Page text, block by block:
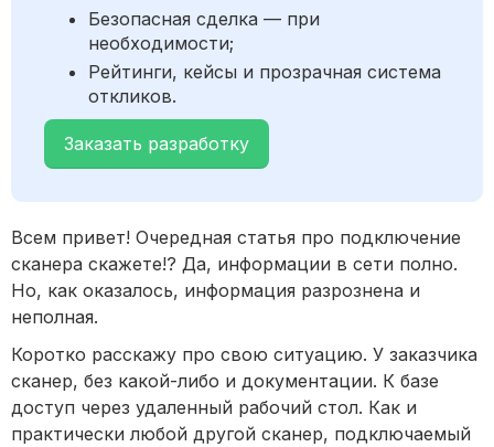
Безопасная сделка — при
необходимости;
Рейтинги, кейсы и прозрачная система
откликов.
Заказать разработку
Всем привет! Очередная статья про подключение
сканера скажете!? Да, информации в сети полно.
Но, как оказалось, информация разрознена и
неполная.
Коротко расскажу про свою ситуацию. У заказчика
сканер, без какой-либо и документации. К базе
доступ через удаленный рабочий стол. Как и
практически любой другой сканер, подключаемый